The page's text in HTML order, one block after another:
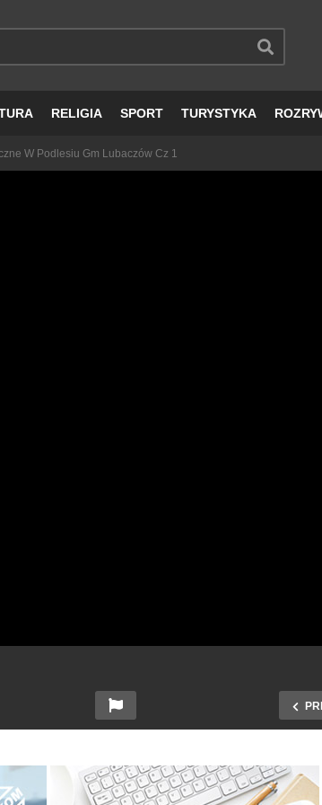
RELIGIA SPORT TURYSTYKA
W Podlesiu Gm Lubaczów Cz 1